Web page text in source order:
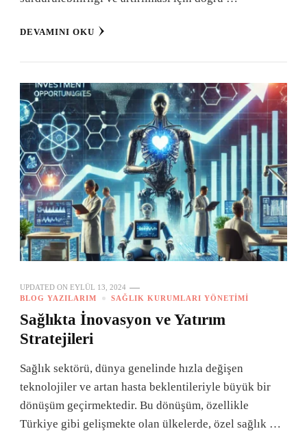
DEVAMINI OKU
UPDATED ON EYLÜL 13, 2024
BLOG YAZILARIM
SAĞLIK KURUMLARI YÖNETIMI
Sağlıkta İnovasyon ve Yatırım
Stratejileri
Sağlık sektörü, dünya genelinde hızla değişen
teknolojiler ve artan hasta beklentileriyle büyük bir
dönüşüm geçirmektedir. Bu dönüşüm, özellikle
Türkiye gibi gelişmekte olan ülkelerde, özel sağlık …